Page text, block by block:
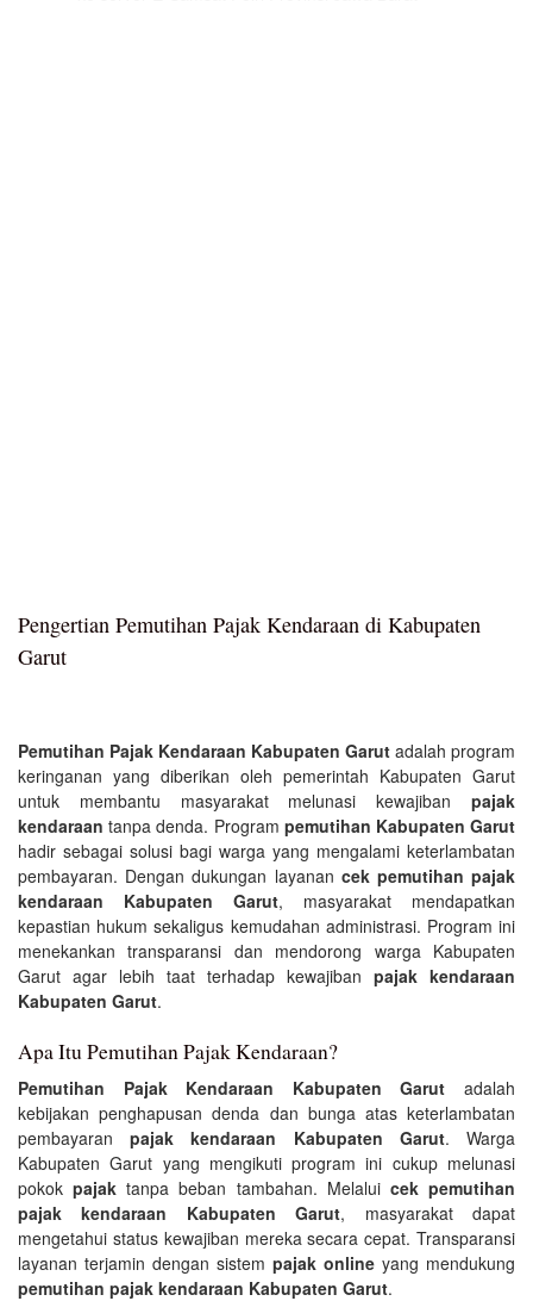
Pengertian Pemutihan Pajak Kendaraan di Kabupaten
Garut
Pemutihan Pajak Kendaraan Kabupaten Garut adalah program
keringanan yang diberikan oleh pemerintah Kabupaten Garut
untuk membantu masyarakat melunasi kewajiban pajak
kendaraan tanpa denda. Program pemutihan Kabupaten Garut
hadir sebagai solusi bagi warga yang mengalami keterlambatan
pembayaran. Dengan dukungan layanan cek pemutihan pajak
kendaraan Kabupaten Garut, masyarakat mendapatkan
kepastian hukum sekaligus kemudahan administrasi. Program ini
menekankan transparansi dan mendorong warga Kabupaten
Garut agar lebih taat terhadap kewajiban pajak kendaraan
Kabupaten Garut.
Apa Itu Pemutihan Pajak Kendaraan?
Pemutihan Pajak Kendaraan Kabupaten Garut adalah
kebijakan penghapusan denda dan bunga atas keterlambatan
pembayaranpajak kendaraan Kabupaten Garut. Warga
Kabupaten Garut yang mengikuti program ini cukup melunasi
pokokpajak tanpa beban tambahan. Melalui cek pemutihan
pajak kendaraan Kabupaten Garut, masyarakat dapat
mengetahui status kewajiban mereka secara cepat. Transparansi
layanan terjamin dengan sistem pajak online yang mendukung
pemutihan pajak kendaraan Kabupaten Garut.